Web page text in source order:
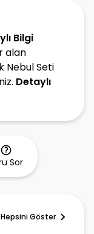
Bilgi
alan
Nebul Seti
Detaylı
Sor
Hepsini Göster